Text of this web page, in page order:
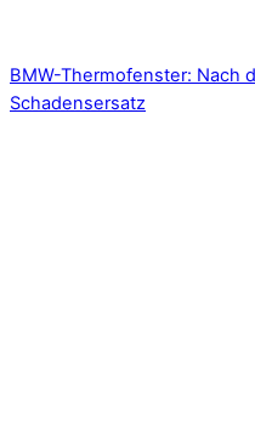
BMW-Thermofenster: Nach
Schadensersatz